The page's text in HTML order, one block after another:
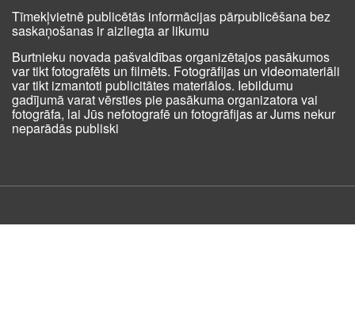
Tīmekļvietnē publicētās informācijas pārpublicēšana bez
saskaņošanas ir aizliegta ar likumu
Burtnieku novada pašvaldības organizētajos pasākumos
var tikt fotografēts un filmēts. Fotogrāfijas un videomateriāli
var tikt izmantoti publicitātes materiālos. Iebildumu
gadījumā varat vērsties pie pasākuma organizatora vai
fotogrāfa, lai Jūs nefotografē un fotogrāfijas ar Jums nekur
neparādās publiski